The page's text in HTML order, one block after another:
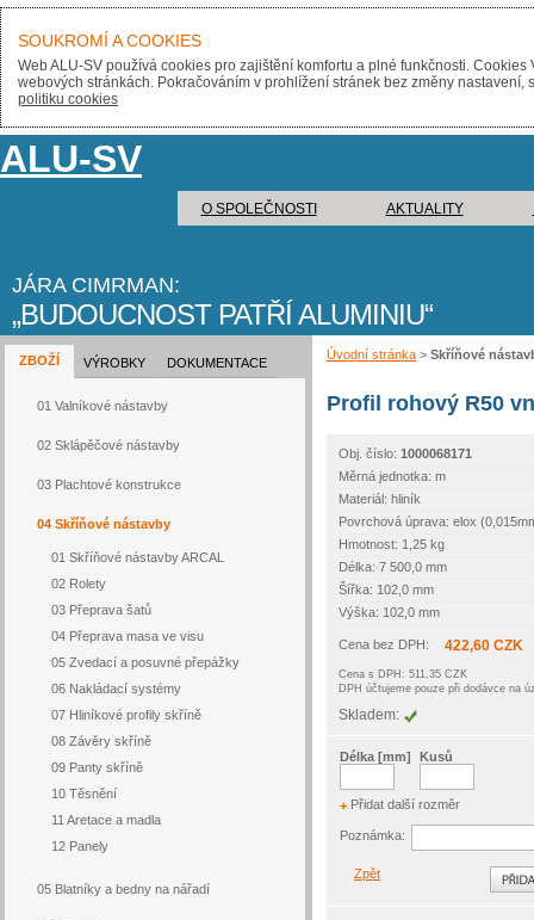
ALU-SV
O SPOLEČNOSTI AKTUALITY
JÁRA CIMRMAN:
BUDOUCNOST PATŘÍ ALUMINIU
ZBOŽÍ
01 Valníkové nástavby
02 Sklápěčové nástavby
03 Plachtové konstrukce
04 Skříňové nástavby
01 Skříňové nástavby ARCAL
02 Rolety
03 Přeprava šatů
04 Přeprava masa ve visu
05 Zvedací a posuvné přepážky
06 Nakládací systémy
07 Hliníkové profily skříně
08 Závěry skříně
09 Panty skříně
10 Těsnění
11 Aretace a madla
12 Panely
05 Blatníky a bedny na nářadí
VÝROBKY DOKUMENTACE
Úvodní stránka > Skříňové
Profil rohový R50
Obj. číslo: 1000068171
Měrná jednotka: m
Materiál: hliník
Povrchová úprava: elox
Hmotnost: 1,25 kg
Délka: 7 500,0 mm
Šířka: 102,0 mm
Výška: 102,0 mm
Cena bez DPH: 422,60 CZK
Cena s DPH: 511,35 CZK
DPH účtujeme pouze při dodávce na
Skladem:
Délka [mm] Kusů
+ Přidat další rozměr
Poznámka:
Zpět
SOUKROMÍ A COOKIES
Web ALU-SV používá cookies pro zajištění komfortu a plné funkčnosti.
webových stránkách. Pokračováním v prohlížení stránek bez změny
politiku cookies